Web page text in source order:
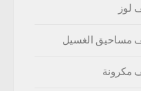
لوز
مساحيق الغسيل
مكرونة